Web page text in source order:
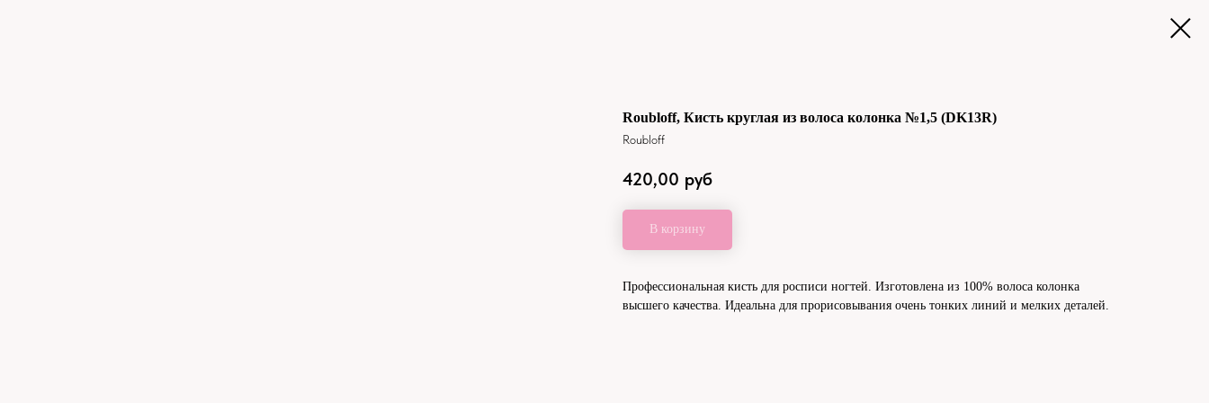
Roubloff, Кисть круглая из волоса колонка №1,5 (DK13R)
Roubloff
420,00 руб
В корзину
Профессиональная кисть для росписи ногтей. Изготовлена из 100% волоса колонка
высшего качества. Идеальна для прорисовывания очень тонких линий и мелких деталей.